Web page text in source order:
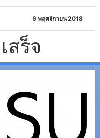
6 พฤศจิกายน 2018
สร็จ